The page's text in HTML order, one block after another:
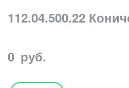
112.04.500.22
0 руб.